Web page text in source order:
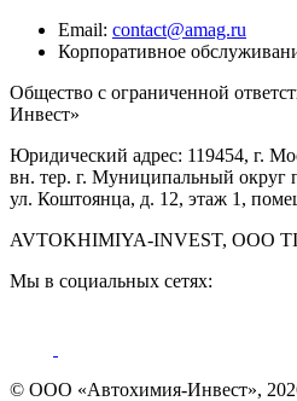
Email: contact@amag.ru
Корпоративное
Общество с ограниченной
Инвест»
Юридический адрес: 119454, г.
вн. тер. г. Муниципальный округ
ул. Коштоянца, д. 12, этаж 1,
AVTOKHIMIYA-INVEST, OOO
Мы в социальных сетях:
© ООО «Автохимия-Инвест»,